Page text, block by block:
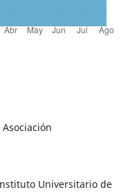
Universitario de